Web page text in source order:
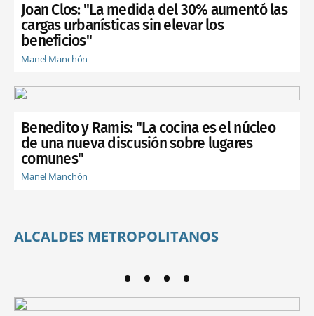
Joan Clos: "La medida del 30% aumentó las
cargas urbanísticas sin elevar los
beneficios"
Manel Manchón
Benedito y Ramis: "La cocina es el núcleo
de una nueva discusión sobre lugares
comunes"
Manel Manchón
ALCALDES METROPOLITANOS